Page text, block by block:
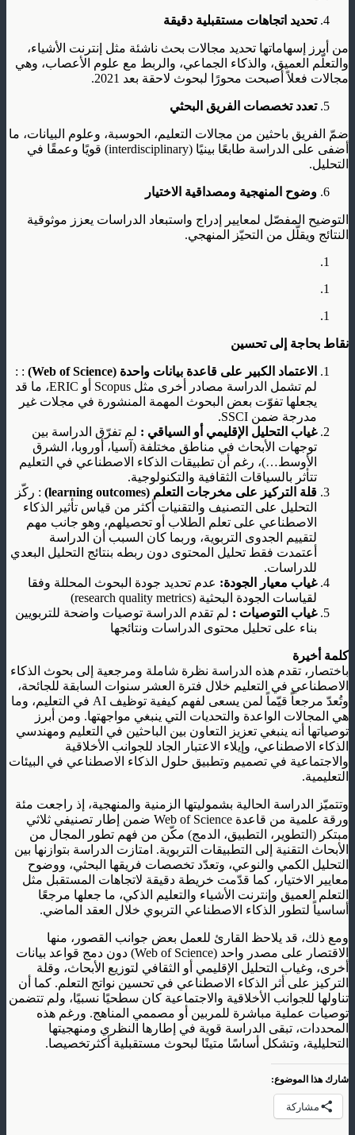
تحديد اتجاهات مستقبلية دقيقة
من أبرز إسهاماتها تحديد مجالات بحث ناشئة مثل إنترنت الأشياء،
والتعلّم العميق، والذكاء الجماعي، والربط مع علوم الأعصاب، وهي
مجالات فعلاً أصبحت محورًا لبحوث لاحقة بعد 2021.
تعدد تخصصات الفريق البحثي
ضمّ الفريق باحثين من مجالات التعليم، الحوسبة، وعلوم البيانات، ما
أضفى على الدراسة طابعًا بينيًا (interdisciplinary) قويًا وعمقًا في
التحليل.
وضوح المنهجية ومصداقية الاختيار
التوضيح المفصّل لمعايير إدراج واستبعاد الدراسات يعزز موثوقية
النتائج ويقلّل من التحيّز المنهجي.
نقاط بحاجة إلى تحسين
الاعتماد الكبير على قاعدة بيانات واحدة (Web of Science)
: :
لم تشمل الدراسة مصادر أخرى مثل Scopus أو ERIC، ما قد
يجعلها تفوّت بعض البحوث المهمة المنشورة في مجلات غير
مدرجة ضمن SSCI.
غياب التحليل الإقليمي أو السياقي : لم تفرّق الدراسة بين
توجهات الأبحاث في مناطق مختلفة (آسيا، أوروبا، الشرق
الأوسط…)، رغم أن تطبيقات الذكاء الاصطناعي في التعليم
تتأثر بالسياقات الثقافية والتكنولوجية.
قلة التركيز على مخرجات التعلم (learning outcomes)
: ركّز
التحليل على التصنيف والتقنيات أكثر من قياس تأثير الذكاء
الاصطناعي على تعلم الطلاب أو تحصيلهم، وهو جانب مهم
لتقييم الجدوى التربوية، وربما كان السبب أن الدراسة
أعتمدت فقط تحليل المحتوى دون ربطه بنتائج التحليل البعدي
للدراسات.
غياب معيار الجودة: عدم تحديد جودة البحوث المحللة وفقا
لقياسات الجودة البحثية (research quality metrics)
غياب التوصيات : لم تقدم الدراسة توصيات واضحة للتربويين
بناء على تحليل محتوى الدراسات ونتائجها
كلمة أخيرة
باختصار، تقدم هذه الدراسة نظرة شاملة ومرجعية إلى بحوث الذكاء
الاصطناعي في التعليم خلال فترة العشر سنوات السابقة للجائحة،
وتُعدّ مرجعاً قيّماً لمن يسعى لفهم كيفية توظيف AI في التعليم، وما
هي المجالات الواعدة والتحديات التي ينبغي مواجهتها. ومن أبرز
توصياتها أنه ينبغي تعزيز التعاون بين الباحثين في التعليم ومهندسي
الذكاء الاصطناعي، وإيلاء الاعتبار الجاد للجوانب الأخلاقية
والاجتماعية في تصميم وتطبيق حلول الذكاء الاصطناعي في البيئات
التعليمية.
وتتميّز الدراسة الحالية بشموليتها الزمنية والمنهجية، إذ راجعت مئة
ورقة علمية من قاعدة Web of Science ضمن إطار تصنيفي ثلاثي
مبتكر (التطوير، التطبيق، الدمج) مكّن من فهم تطور المجال من
الأبحاث التقنية إلى التطبيقات التربوية. امتازت الدراسة بتوازنها بين
التحليل الكمي والنوعي، وتعدّد تخصصات فريقها البحثي، ووضوح
معايير الاختيار، كما قدّمت خريطة دقيقة لاتجاهات المستقبل مثل
التعلم العميق وإنترنت الأشياء والتعليم الذكي، ما جعلها مرجعًا
أساسياً لتطور الذكاء الاصطناعي التربوي خلال العقد الماضي.
ومع ذلك، قد يلاحظ القارئ للعمل بعض جوانب القصور، منها
الاقتصار على مصدر واحد (Web of Science) دون دمج قواعد بيانات
أخرى، وغياب التحليل الإقليمي أو الثقافي لتوزيع الأبحاث، وقلة
التركيز على أثر الذكاء الاصطناعي في تحسين نواتج التعلم. كما أن
تناولها للجوانب الأخلاقية والاجتماعية كان سطحيًا نسبيًا، ولم تتضمن
توصيات عملية مباشرة للمربين أو مصممي المناهج. ورغم هذه
المحددات، تبقى الدراسة قوية في إطارها النظري ومنهجيتها
التحليلية، وتشكل أساسًا متينًا لبحوث مستقبلية أكثرتخصيصا.
شارك هذا الموضوع:
مشاركة